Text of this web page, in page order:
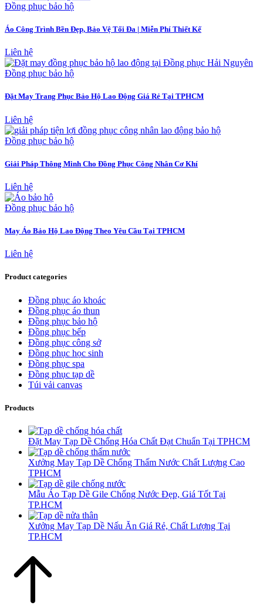
Đồng phục bảo hộ
Áo Công Trình Bền Đẹp, Bảo Vệ Tối Đa | Miễn Phí Thiết Kế
Liên hệ
Đồng phục bảo hộ
Đặt May Trang Phục Bảo Hộ Lao Động Giá Rẻ Tại TPHCM
Liên hệ
Đồng phục bảo hộ
Giải Pháp Thông Minh Cho Đồng Phục Công Nhân Cơ Khí
Liên hệ
Đồng phục bảo hộ
May Áo Bảo Hộ Lao Động Theo Yêu Cầu Tại TPHCM
Liên hệ
Product categories
Đồng phục áo khoác
Đồng phục áo thun
Đồng phục bảo hộ
Đồng phục bếp
Đồng phục công sở
Đồng phục học sinh
Đồng phục spa
Đồng phục tạp dề
Túi vải canvas
Products
Đặt May Tạp Dề Chống Hóa Chất Đạt Chuẩn Tại TPHCM
Xưởng May Tạp Dề Chống Thấm Nước Chất Lượng Cao
TPHCM
Mẫu Áo Tạp Dề Gile Chống Nước Đẹp, Giá Tốt Tại
TP.HCM
Xưởng May Tạp Dề Nấu Ăn Giá Rẻ, Chất Lượng Tại
TP.HCM